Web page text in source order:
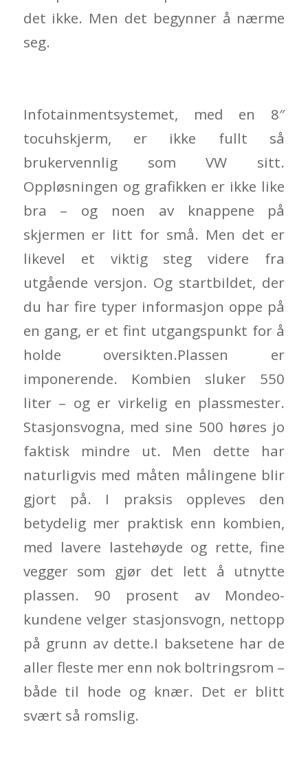
det ikke. Men det begynner å nærme
seg.
Infotainmentsystemet, med en 8″
tocuhskjerm, er ikke fullt så
brukervennlig som VW sitt.
Oppløsningen og grafikken er ikke like
bra – og noen av knappene på
skjermen er litt for små. Men det er
likevel et viktig steg videre fra
utgående versjon. Og startbildet, der
du har fire typer informasjon oppe på
en gang, er et fint utgangspunkt for å
holde oversikten.Plassen er
imponerende. Kombien sluker 550
liter – og er virkelig en plassmester.
Stasjonsvogna, med sine 500 høres jo
faktisk mindre ut. Men dette har
naturligvis med måten målingene blir
gjort på. I praksis oppleves den
betydelig mer praktisk enn kombien,
med lavere lastehøyde og rette, fine
vegger som gjør det lett å utnytte
plassen. 90 prosent av Mondeo-
kundene velger stasjonsvogn, nettopp
på grunn av dette.I baksetene har de
aller fleste mer enn nok boltringsrom –
både til hode og knær. Det er blitt
svært så romslig.